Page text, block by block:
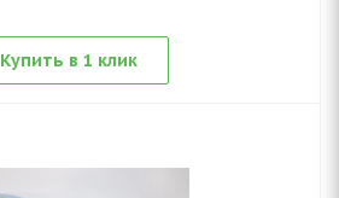
Купить в 1 клик